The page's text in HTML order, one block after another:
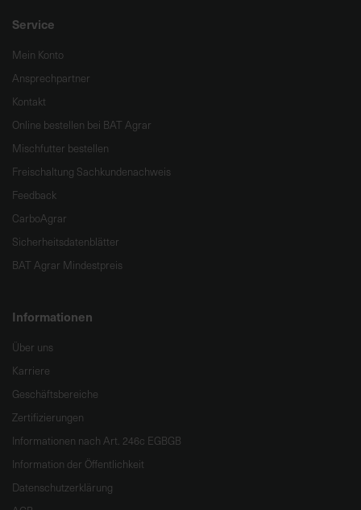
Service
Mein Konto
Ansprechpartner
Kontakt
Online bestellen bei BAT Agrar
Mischfutter bestellen
Freischaltung Sachkundenachweis
Feedback
CarboAgrar
Sicherheitsdatenblätter
BAT Agrar Mindestpreis
Informationen
Über uns
Karriere
Geschäftsbereiche
Zertifizierungen
Informationen nach Art. 246c EGBGB
Information der Öffentlichkeit
Datenschutzerklärung